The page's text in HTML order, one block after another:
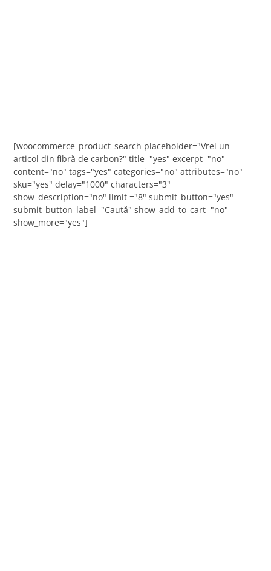
[woocommerce_product_search placeholder="Vrei un
articol din fibră de carbon?" title="yes" excerpt="no"
content="no" tags="yes" categories="no" attributes="no"
sku="yes" delay="1000" characters="3"
show_description="no" limit ="8" submit_button="yes"
submit_button_label="Caută" show_add_to_cart="no"
show_more="yes"]